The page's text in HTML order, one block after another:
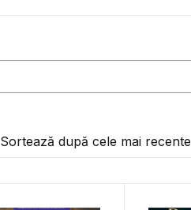
Sortează după cele mai recente